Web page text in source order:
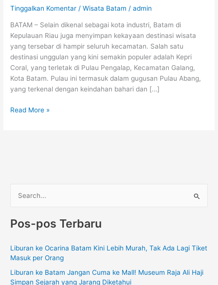
Tinggalkan Komentar /Wisata Batam /admin
BATAM – Selain dikenal sebagai kota industri, Batam di
Kepulauan Riau juga menyimpan kekayaan destinasi wisata
yang tersebar di hampir seluruh kecamatan. Salah satu
destinasi unggulan yang kini semakin populer adalah Kepri
Coral, yang terletak di Pulau Pengalap, Kecamatan Galang,
Kota Batam. Pulau ini termasuk dalam gugusan Pulau Abang,
yang terkenal dengan keindahan bahari dan […]
Menginap
di
Kampung
Dome
Read More »
r
u
t
Pos-pos Terbaru
Liburan ke Ocarina Batam Kini Lebih Murah, Tak Ada Lagi Tiket
Masuk per Orang
Liburan ke Batam Jangan Cuma ke Mall! Museum Raja Ali Haji
Simpan Sejarah yang Jarang Diketahui